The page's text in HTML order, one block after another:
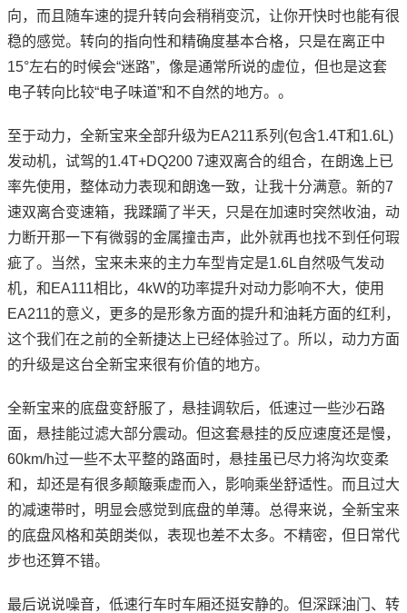
向，而且随车速的提升转向会稍稍变沉，让你开快时也能有很
稳的感觉。转向的指向性和精确度基本合格，只是在离正中
15°左右的时候会“迷路”，像是通常所说的虚位，但也是这套
电子转向比较“电子味道”和不自然的地方。。
至于动力，全新宝来全部升级为EA211系列(包含1.4T和1.6L)
发动机，试驾的1.4T+DQ200 7速双离合的组合，在朗逸上已
率先使用，整体动力表现和朗逸一致，让我十分满意。新的7
速双离合变速箱，我蹂躏了半天，只是在加速时突然收油，动
力断开那一下有微弱的金属撞击声，此外就再也找不到任何瑕
疵了。当然，宝来未来的主力车型肯定是1.6L自然吸气发动
机，和EA111相比，4kW的功率提升对动力影响不大，使用
EA211的意义，更多的是形象方面的提升和油耗方面的红利，
这个我们在之前的全新捷达上已经体验过了。所以，动力方面
的升级是这台全新宝来很有价值的地方。
全新宝来的底盘变舒服了，悬挂调软后，低速过一些沙石路
面，悬挂能过滤大部分震动。但这套悬挂的反应速度还是慢，
60km/h过一些不太平整的路面时，悬挂虽已尽力将沟坎变柔
和，却还是有很多颠簸乘虚而入，影响乘坐舒适性。而且过大
的减速带时，明显会感觉到底盘的单薄。总得来说，全新宝来
的底盘风格和英朗类似，表现也差不太多。不精密，但日常代
步也还算不错。
最后说说噪音，低速行车时车厢还挺安静的。但深踩油门、转